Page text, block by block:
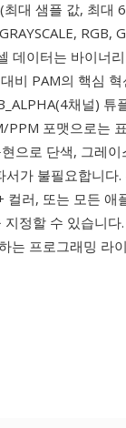
대 샘플 값, 최대
RGB,
데이터는 바이너
비 PAM의 핵심
채널) 튜
포맷으로는
으로 단색, 그레이
가 불필요합니다
러, 또는 모든 애
정할 수 있습니
는 프로그래밍 라